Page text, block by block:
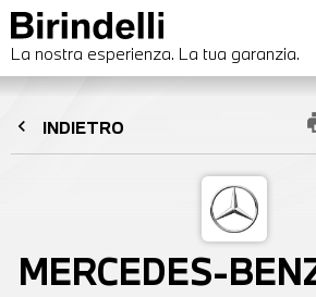
La nostra esperienza. La tua garanzia.
chevron_left INDIETRO
MERCEDES-